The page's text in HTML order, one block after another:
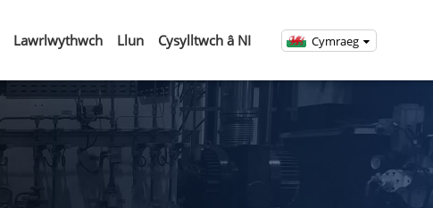
Lawrlwythwch Llun Cysylltwch â NI Cymraeg